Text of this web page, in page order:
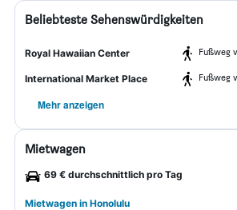
Beliebteste Sehenswürdigkeiten
Royal Hawaiian Center Fußweg
International Market Place Fußweg
Mehr anzeigen
Mietwagen
69 € durchschnittlich pro Tag
Mietwagen in Honolulu